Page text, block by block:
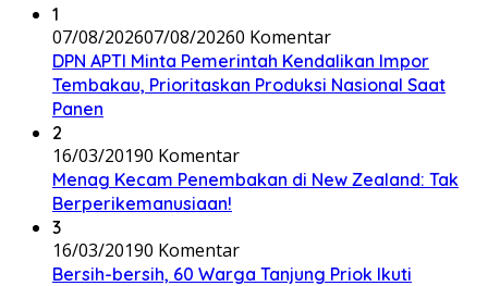
1
07/08/202607/08/20260 Komentar
DPN APTI Minta Pemerintah Kendalikan Impor
Tembakau, Prioritaskan Produksi Nasional Saat
Panen
2
16/03/20190 Komentar
Menag Kecam Penembakan di New Zealand: Tak
Berperikemanusiaan!
3
16/03/20190 Komentar
Bersih-bersih, 60 Warga Tanjung Priok Ikuti